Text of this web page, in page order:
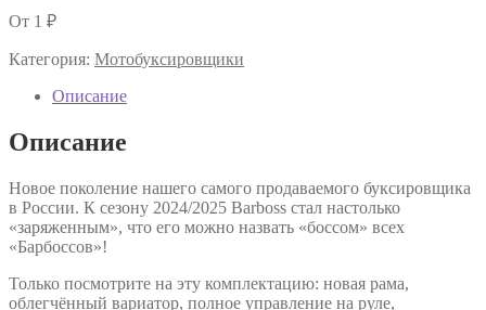
От 1 ₽
Категория: Мотобуксировщики
Описание
Описание
Новое поколение нашего самого продаваемого буксировщика
в России. К сезону 2024/2025 Barboss стал настолько
«заряженным», что его можно назвать «боссом» всех
«Барбоссов»!
Только посмотрите на эту комплектацию: новая рама,
облегчённый вариатор, полное управление на руле,